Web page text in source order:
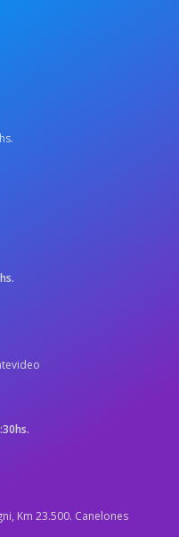
Km 23.500. Canelones